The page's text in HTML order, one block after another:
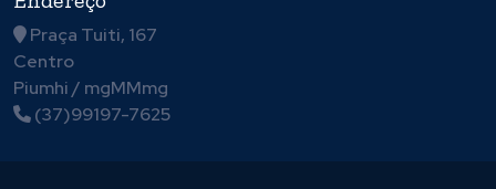
Praça Tuiti, 167
Centro
Piumhi / mgMMmg
(37)99197-7625